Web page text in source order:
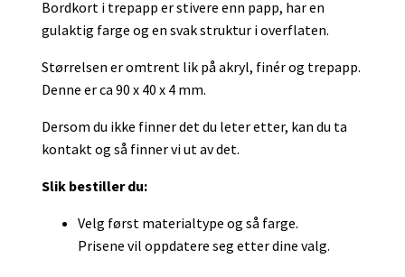
Bordkort i trepapp er stivere enn papp, har en
gulaktig farge og en svak struktur i overflaten.
Størrelsen er omtrent lik på akryl, finér og trepapp.
Denne er ca 90 x 40 x 4 mm.
Dersom du ikke finner det du leter etter, kan du ta
kontakt og så finner vi ut av det.
Slik bestiller du:
Velg først materialtype og så farge.
Prisene vil oppdatere seg etter dine valg.